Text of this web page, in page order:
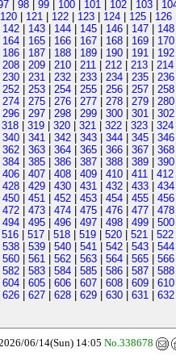
98 99 100 101 102 103
120 121 122 123 124 125 126
142 143 144 145 146 147 148
164 165 166 167 168 169 170
186 187 188 189 190 191 192
208 209 210 211 212 213 214
230 231 232 233 234 235 236
252 253 254 255 256 257 258
274 275 276 277 278 279 280
296 297 298 299 300 301 302
318 319 320 321 322 323 324
340 341 342 343 344 345 346
362 363 364 365 366 367 368
384 385 386 387 388 389 390
406 407 408 409 410 411 412
428 429 430 431 432 433 434
450 451 452 453 454 455 456
472 473 474 475 476 477 478
494 495 496 497 498 499 500
516 517 518 519 520 521 522
538 539 540 541 542 543 544
560 561 562 563 564 565 566
582 583 584 585 586 587 588
604 605 606 607 608 609 610
626 627 628 629 630 631 632
06/14(Sun) 14:05 No.338678